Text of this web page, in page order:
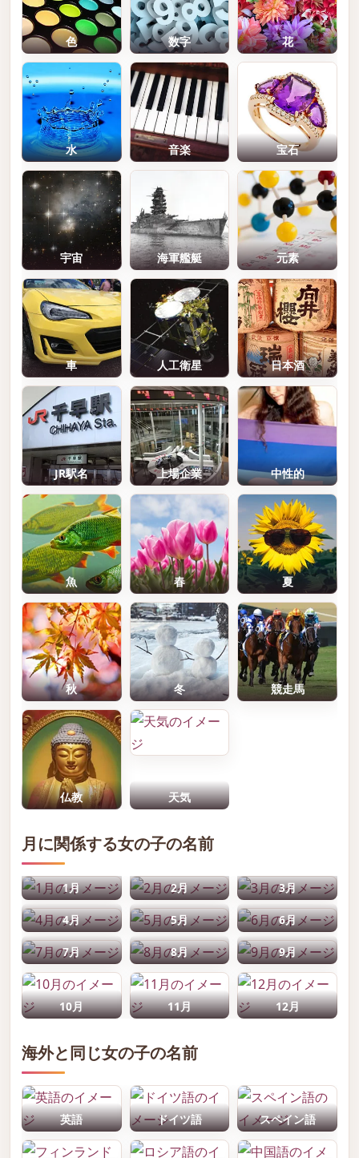
色 数字 花
水 音楽 宝石
宇宙 海軍艦艇 元素
車 人工衛星 日本酒
JR駅名 上場企業 中性的
魚 春 夏
秋 冬 競走馬
仏教 天気
月に関係する女の子の名前
1月 2月 3月
4月 5月 6月
7月 8月 9月
10月 11月 12月
海外と同じ女の子の名前
英語 ドイツ語 スペイン語